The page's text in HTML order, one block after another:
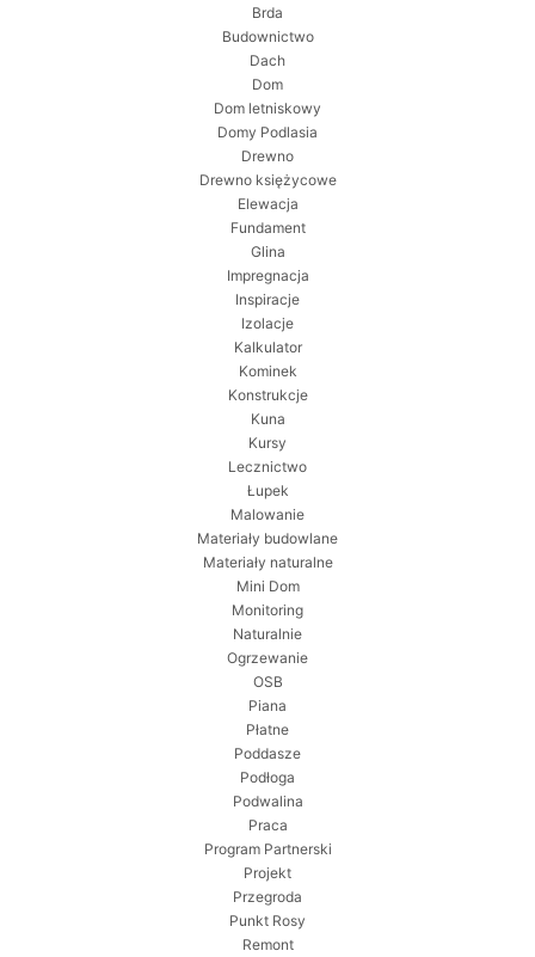
Brda
Budownictwo
Dach
Dom
Dom letniskowy
Domy Podlasia
Drewno
Drewno księżycowe
Elewacja
Fundament
Glina
Impregnacja
Inspiracje
Izolacje
Kalkulator
Kominek
Konstrukcje
Kuna
Kursy
Lecznictwo
Łupek
Malowanie
Materiały budowlane
Materiały naturalne
Mini Dom
Monitoring
Naturalnie
Ogrzewanie
OSB
Piana
Płatne
Poddasze
Podłoga
Podwalina
Praca
Program Partnerski
Projekt
Przegroda
Punkt Rosy
Remont